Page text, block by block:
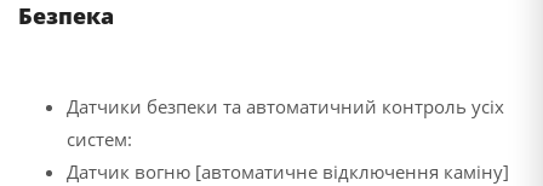
Безпека
Датчики безпеки та автоматичний контроль усіх
систем:
Датчик вогню [автоматичне відключення каміну]